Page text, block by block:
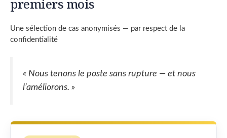
premiers mois
Une sélection de cas anonymisés — par respect de la
confidentialité
« Nous tenons le poste sans rupture — et nous
l’améliorons. »